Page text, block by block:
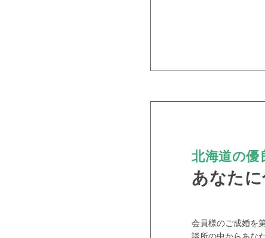
北海道の優
あなた
会員様のご成婚を